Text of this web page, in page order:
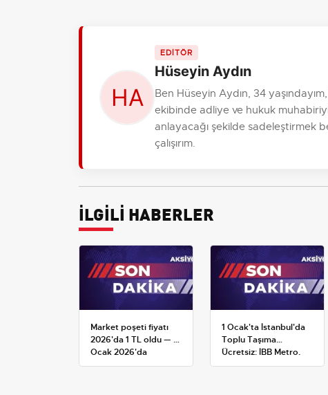
EDİTÖR
Hüseyin Aydın
Ben Hüseyin Aydın, 34
ekibinde adliye ve hukuk
anlayacağı şekilde sadeleştirmek
çalışırım.
İLGİLİ HABERLER
Market poşeti fiyatı
2026'da 1 TL oldu — 1
Ocak 2026'da
yürürlüğe giren tarife
1 Ocak'ta İstanbul'da
Toplu Taşıma
Ücretsiz: İBB Metro,
Metrobüs ve Otobüs